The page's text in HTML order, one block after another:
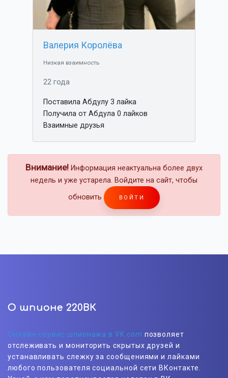
Валерия Королёва
Низкая взаимность
22 года
Поставила Абдулу 3 лайка
Получила от Абдула 0 лайков
Взаимные друзья
Внимание! Информация неактуальна более двух
недель и уже устарела. Войдите на сайт, чтобы
обновить
ВОЙТИ
О шпионе 220ВК
Онлайн-сервис шпионажа в VK.com позволяет
отслеживать и мониторить скрытых друзей и
устанавливать слежку за сообщениями и лайками
любого пользователя социальной сети ВКонтакте.